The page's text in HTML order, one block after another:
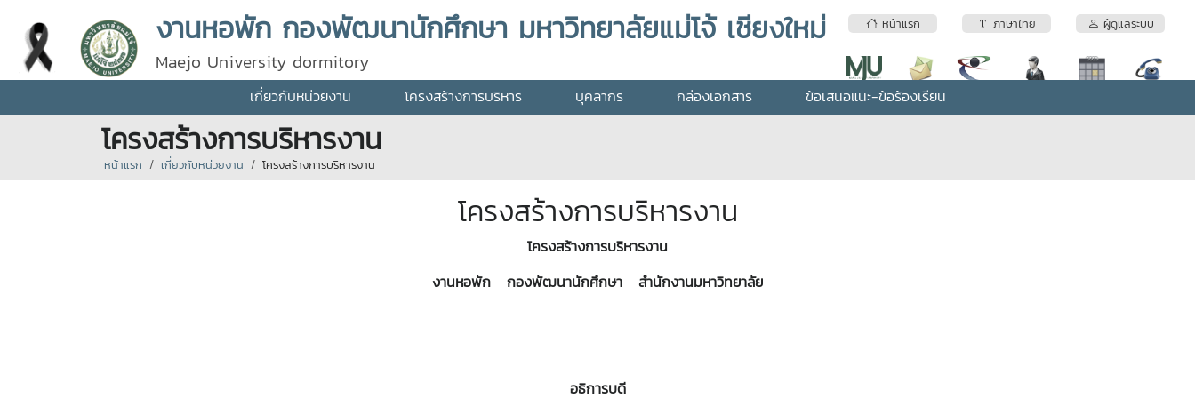
หน้าแรก ภาษาไทย ผู้ดูแลระบบ
งานหอพัก กองพัฒนานักศึกษา มหาวิทยาลัยแม่โจ้ เชียงใหม่
Maejo University dormitory
เกี่ยวกับหน่วยงาน โครงสร้างการบริหาร บุคลากร กล่องเอกสาร ข้อเสนอแนะ-ข้อร้องเรียน
โครงสร้างการบริหารงาน
หน้าแรก เกี่ยวกับหน่วยงาน โครงสร้างการบริหารงาน
โครงสร้างการบริหารงาน
โครงสร้างการบริหารงาน
งานหอพัก กองพัฒนานักศึกษา สำนักงานมหาวิทยาลัย
อธิการบดี